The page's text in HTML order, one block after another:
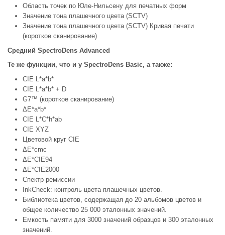
Область точек по Юле-Нильсену для печатных форм
Значение тона плашечного цвета (SCTV)
Значение тона плашечного цвета (SCTV) Кривая печати
(короткое сканирование)
Средний SpectroDens Advanced
Те же функции, что и у SpectroDens Basic, а также:
CIE L*a*b*
CIE L*a*b* + D
G7™ (короткое сканирование)
ΔE*a*b*
CIE L*C*h*ab
CIE XYZ
Цветовой круг CIE
ΔE*cmc
ΔE*CIE94
ΔE*CIE2000
Спектр ремиссии
InkCheck: контроль цвета плашечных цветов.
Библиотека цветов, содержащая до 20 альбомов цветов и
общее количество 25 000 эталонных значений.
Емкость памяти для 3000 значений образцов и 300 эталонных
значений.